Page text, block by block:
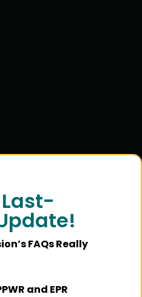
Last-
FAQs Really
and EPR